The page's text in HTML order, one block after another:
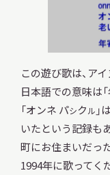
地域連携
イベント
この遊び歌は、ア
日本語での意味は
「オンネ パシクル
いたという記録も
町にお住まいだっ
1994年に歌ってく